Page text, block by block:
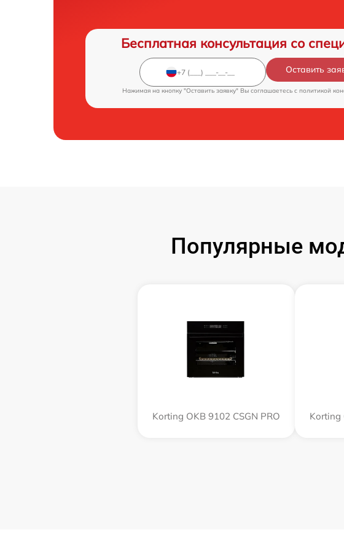
Бесплатная консультация со
Оставить
Нажимая на кнопку "Оставить заявку" Вы соглашаетесь c политикой
Популярные
Korting OKB 9102 CSGN PRO Korting